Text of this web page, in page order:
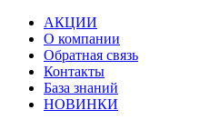
АКЦИИ
О компании
Обратная связь
Контакты
База знаний
НОВИНКИ